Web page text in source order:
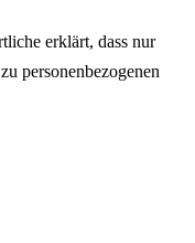
erklärt, dass nur
personenbezogenen